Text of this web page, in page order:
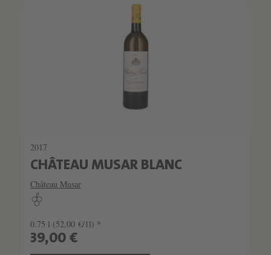
2017
CHÂTEAU MUSAR BLANC
Château Musar
0.75 l (52,00 €/1l) *
39,00 €